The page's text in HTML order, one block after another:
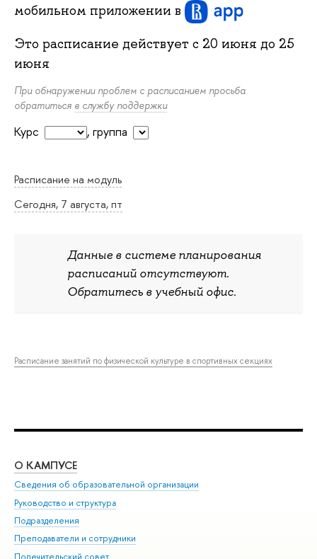
Расписание на модуль
Сегодня, 7 августа, пт
мобильном приложении в
Это расписание действует с 20 июня до 25
июня
При обнаружении проблем с расписанием просьба
обратиться в службу поддержки
Курс , группа
Данные в системе планирования
расписаний отсутствуют.
Обратитесь в учебный офис.
Расписание занятий по физической культуре в спортивных секциях
О КАМПУСЕ
Сведения об образовательной организации
Руководство и структура
Подразделения
Преподаватели и сотрудники
Попечительский совет